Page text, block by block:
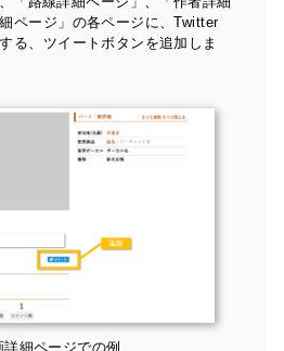
ページ」の各ページに、Twitter
る、ツイートボタンを追加しま
詳細ページでの例